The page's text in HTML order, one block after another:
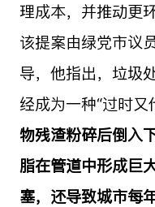
理成本，并推动更
该提案由绿党市议
导，他指出，垃圾
经成为一种“过时又
物残渣粉碎后倒入
脂在管道中形成巨
塞，还导致城市每